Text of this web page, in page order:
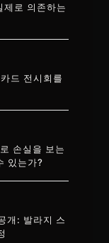
로 의존하는
드 전시회를
손실을 보는
있는가?
개: 발라지 스